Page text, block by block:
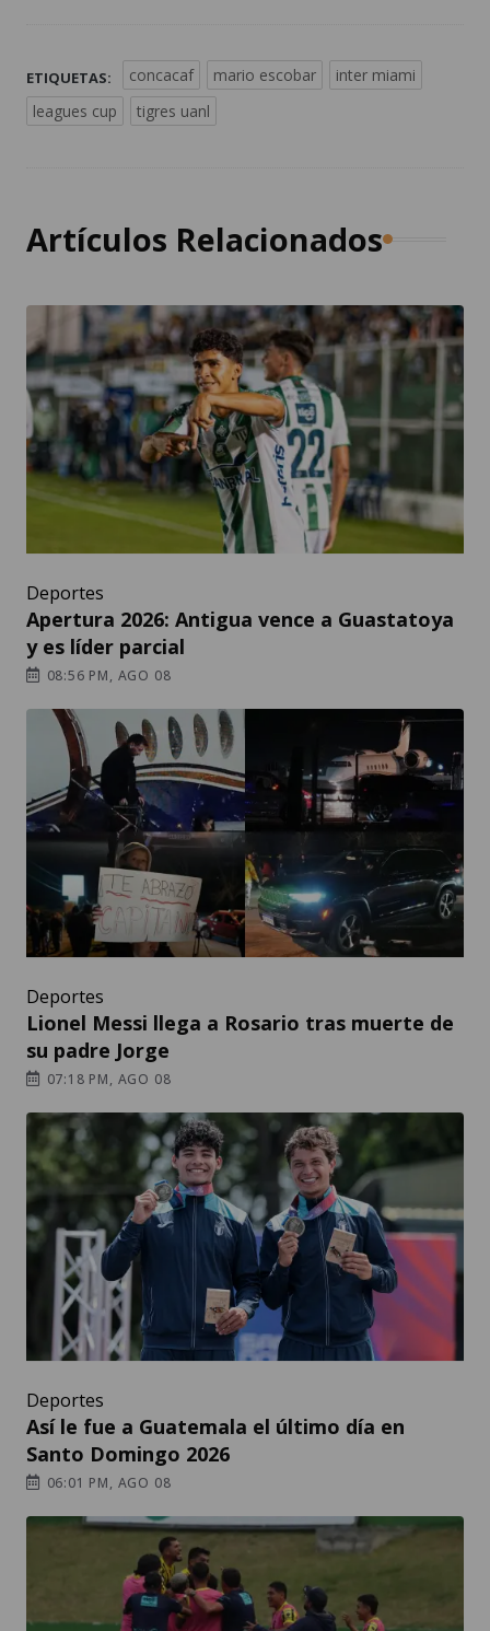
ETIQUETAS: concacaf mario escobar
inter miami
leagues cup
tigres uanl
Artículos Relacionados
Deportes
Apertura 2026: Antigua vence a Guastatoya
y es líder parcial
08:56 PM, AGO 08
Deportes
Lionel Messi llega a Rosario tras muerte de
su padre Jorge
07:18 PM, AGO 08
Deportes
Así le fue a Guatemala el último día en
Santo Domingo 2026
06:01 PM, AGO 08